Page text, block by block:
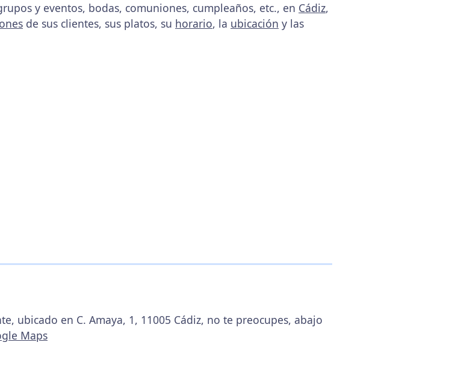
y eventos, bodas, comuniones, cumpleaños, etc., en Cádiz,
de sus clientes, sus platos, su horario, la ubicación y las
ubicado en C. Amaya, 1, 11005 Cádiz, no te preocupes, abajo
Maps